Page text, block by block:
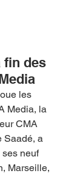
fin des
les
Media, la
CMA
Saadé, a
ses neuf
Marseille,